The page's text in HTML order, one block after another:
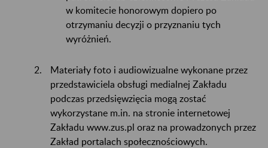
w komitecie honorowym dopiero po
otrzymaniu decyzji o przyznaniu tych
wyróżnień.
Materiały foto i audiowizualne wykonane przez
przedstawiciela obsługi medialnej Zakładu
podczas przedsięwzięcia mogą zostać
wykorzystane m.in. na stronie internetowej
Zakładu www.zus.pl oraz na prowadzonych przez
Zakład portalach społecznościowych.